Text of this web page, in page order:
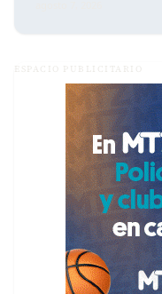
ESPACIO PUBLICITARIO